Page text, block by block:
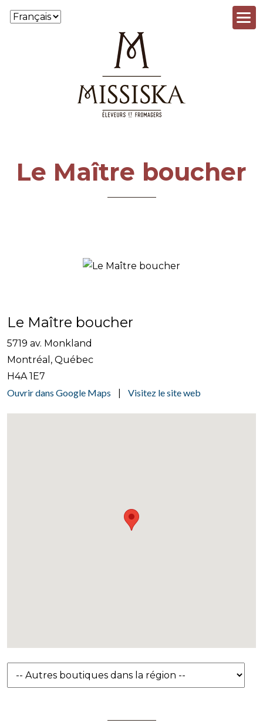
Aller au contenu principal
Le Maître boucher
Le Maître boucher
5719 av. Monkland
Montréal, Québec
H4A 1E7
Ouvrir dans Google Maps
Visitez le site web